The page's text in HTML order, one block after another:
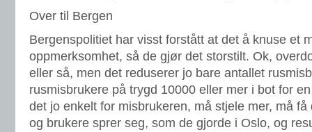
Over til Bergen
Bergenspolitiet har visst forstått at det å knuse et
oppmerksomhet, så de gjør det storstilt. Ok,
eller så, men det reduserer jo bare antallet
rusmisbrukere på trygd 10000 eller mer i bot for
det jo enkelt for misbrukeren, må stjele mer, må
og brukere sprer seg, som de gjorde i Oslo, og